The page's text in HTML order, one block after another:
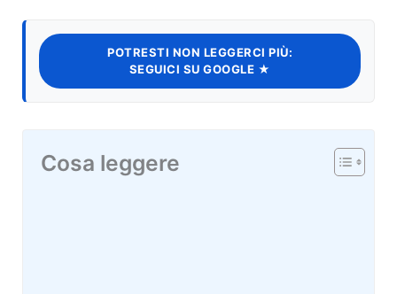
POTRESTI NON LEGGERCI PIÙ:
SEGUICI SU GOOGLE ★
Cosa leggere